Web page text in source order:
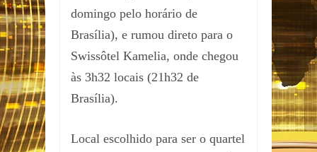
domingo pelo horário de
Brasília), e rumou direto para o
Swissôtel Kamelia, onde chegou
às 3h32 locais (21h32 de
Brasília).
Local escolhido para ser o quartel